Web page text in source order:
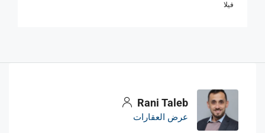
فيلا
Rani Taleb
عرض العقارات